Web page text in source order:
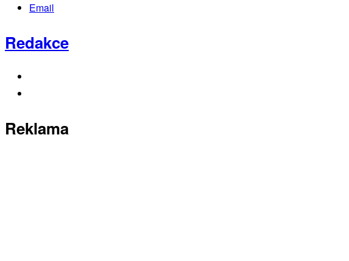
Email
Redakce
Reklama